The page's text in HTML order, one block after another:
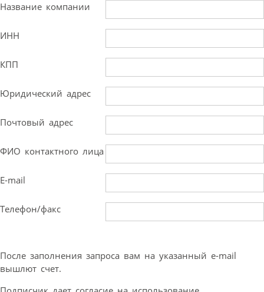
Название компании
ИНН
КПП
Юридический адрес
Почтовый адрес
ФИО контактного лица
E-mail
Телефон/факс
После заполнения запроса вам на указанный e-mail
вышлют счет.